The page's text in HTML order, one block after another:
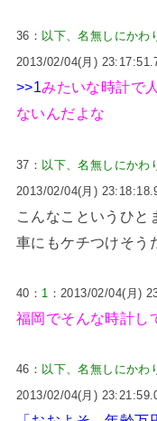
36： 以下、名無しにかわ
2013/02/04(月)
>>1みたいな時計で
ないんだよな
37： 以下、名無しにかわ
2013/02/04(月)
こんなこというひと
車にもケチつけそう
40： 1 ：2013/02/04(月)
福岡でそんな時計し
46： 以下、名無しにかわ
2013/02/04(月)